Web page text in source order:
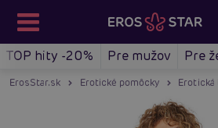
TOP hity -20% Pre mužov Pre
ErosStar.sk Erotické pomôcky Erotická